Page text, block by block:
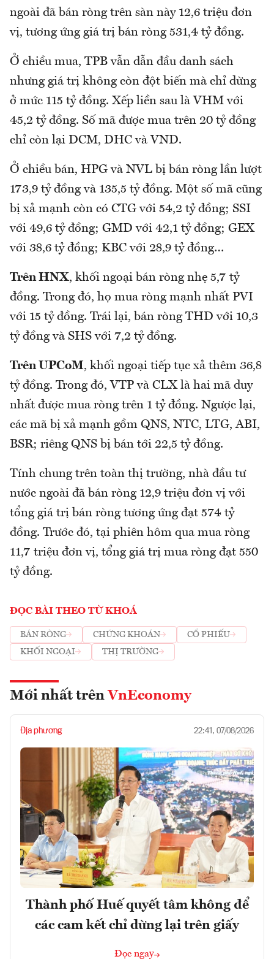
ngoài đã bán ròng trên sàn này 12,6 triệu đơn
vị, tương ứng giá trị bán ròng 531,4 tỷ đồng.
Ở chiều mua, TPB vẫn dẫn đầu danh sách
nhưng giá trị không còn đột biến mà chỉ dừng
ở mức 115 tỷ đồng. Xếp liền sau là VHM với
45,2 tỷ đồng. Số mã được mua trên 20 tỷ đồng
chỉ còn lại DCM, DHC và VND.
Ở chiều bán, HPG và NVL bị bán ròng lần lượt
173,9 tỷ đồng và 135,5 tỷ đồng. Một số mã cũng
bị xả mạnh còn có CTG với 54,2 tỷ đồng; SSI
với 49,6 tỷ đồng; GMD với 42,1 tỷ đồng; GEX
với 38,6 tỷ đồng; KBC với 28,9 tỷ đồng…
Trên HNX, khối ngoại bán ròng nhẹ 5,7 tỷ
đồng. Trong đó, họ mua ròng mạnh nhất PVI
với 15 tỷ đồng. Trái lại, bán ròng THD với 10,3
tỷ đồng và SHS với 7,2 tỷ đồng.
Trên UPCoM, khối ngoại tiếp tục xả thêm 36,8
tỷ đồng. Trong đó, VTP và CLX là hai mã duy
nhất được mua ròng trên 1 tỷ đồng. Ngược lại,
các mã bị xả mạnh gồm QNS, NTC, LTG, ABI,
BSR; riêng QNS bị bán tới 22,5 tỷ đồng.
Tính chung trên toàn thị trường, nhà đầu tư
nước ngoài đã bán ròng 12,9 triệu đơn vị với
tổng giá trị bán ròng tương ứng đạt 574 tỷ
đồng. Trước đó, tại phiên hôm qua mua ròng
11,7 triệu đơn vị, tổng giá trị mua ròng đạt 550
tỷ đồng.
ĐỌC BÀI THEO TỪ KHOÁ
BÁN RÒNG CHỨNG KHOÁN
CỔ PHIẾU
KHỐI NGOẠI
THỊ TRƯỜNG
Mới nhất trên VnEconomy
Địa phương 22:41, 07/08/2026
Thành phố Huế quyết tâm không để
các cam kết chỉ dừng lại trên giấy
Đọc ngay